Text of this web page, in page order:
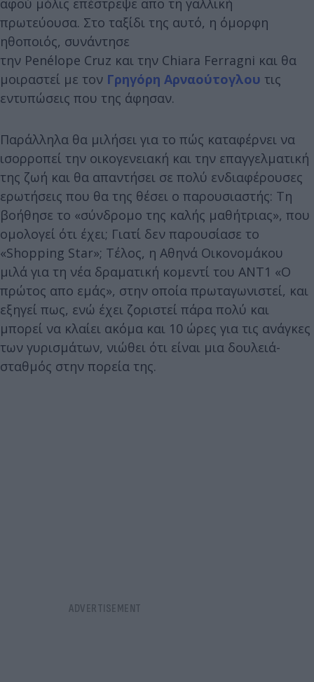
πρωτεύουσα. Στο ταξίδι της αυτό, η όμορφη
ηθοποιός, συνάντησε
την Penélope Cruz και την Chiara Ferragni και θα
μοιραστεί με τον Γρηγόρη Αρναούτογλου τις
εντυπώσεις που της άφησαν.
Παράλληλα θα μιλήσει για το πώς καταφέρνει να
ισορροπεί την οικογενειακή και την επαγγελματική
της ζωή και θα απαντήσει σε πολύ ενδιαφέρουσες
ερωτήσεις που θα της θέσει ο παρουσιαστής: Τη
βοήθησε το «σύνδρομο της καλής μαθήτριας», που
ομολογεί ότι έχει; Γιατί δεν παρουσίασε το
«Shopping Star»; Τέλος, η Αθηνά Οικονομάκου
μιλά για τη νέα δραματική κομεντί του ΑΝΤ1 «Ο
πρώτος απο εμάς», στην οποία πρωταγωνιστεί, και
εξηγεί πως, ενώ έχει ζοριστεί πάρα πολύ και
μπορεί να κλαίει ακόμα και 10 ώρες για τις ανάγκες
των γυρισμάτων, νιώθει ότι είναι μια δουλειά-
σταθμός στην πορεία της.